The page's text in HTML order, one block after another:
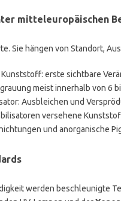
mitteleuropäischen
Sie hängen von Standort,
erste sichtbare
meist innerhalb von 6
Ausbleichen und
versehene
und anorganische
werden beschleunigte